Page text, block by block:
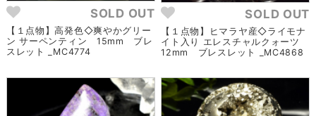
SOLD OUT
【１点物】高発色◇爽やかグリー
ン サーペンティン 15mm ブレ
スレット _MC4774
SOLD OUT
【１点物】ヒマラヤ産◇ライモナ
イト入り エレスチャルクォーツ
12mm ブレスレット _MC4868